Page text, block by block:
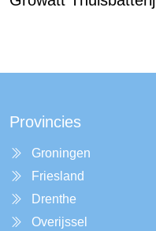
Provincies
Groningen
Friesland
Drenthe
Overijssel